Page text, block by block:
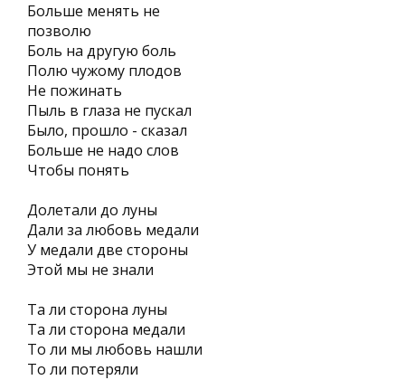
Больше менять не
позволю
Боль на другую боль
Полю чужому плодов
Не пожинать
Пыль в глаза не пускал
Было, прошло - сказал
Больше не надо слов
Чтобы понять
Долетали до луны
Дали за любовь медали
У медали две стороны
Этой мы не знали
Та ли сторона луны
Та ли сторона медали
То ли мы любовь нашли
То ли потеряли